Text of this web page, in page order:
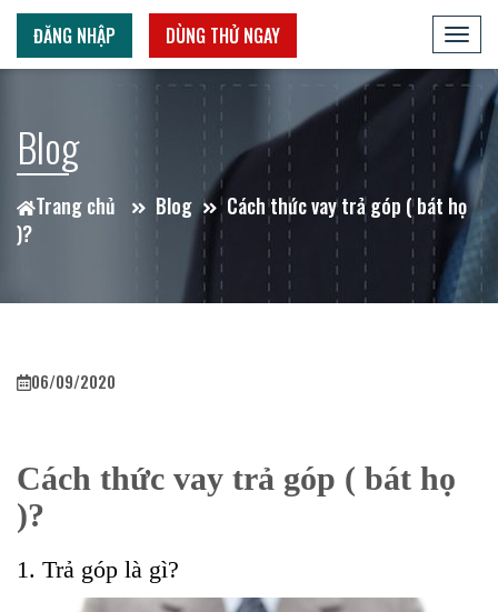
ĐĂNG NHẬP DÙNG THỬ NGAY
Blog
Trang chủ Blog
Cách thức vay trả góp ( bát họ
)?
06/09/2020
Cách thức vay trả góp ( bát họ
)?
1. Trả góp là gì?